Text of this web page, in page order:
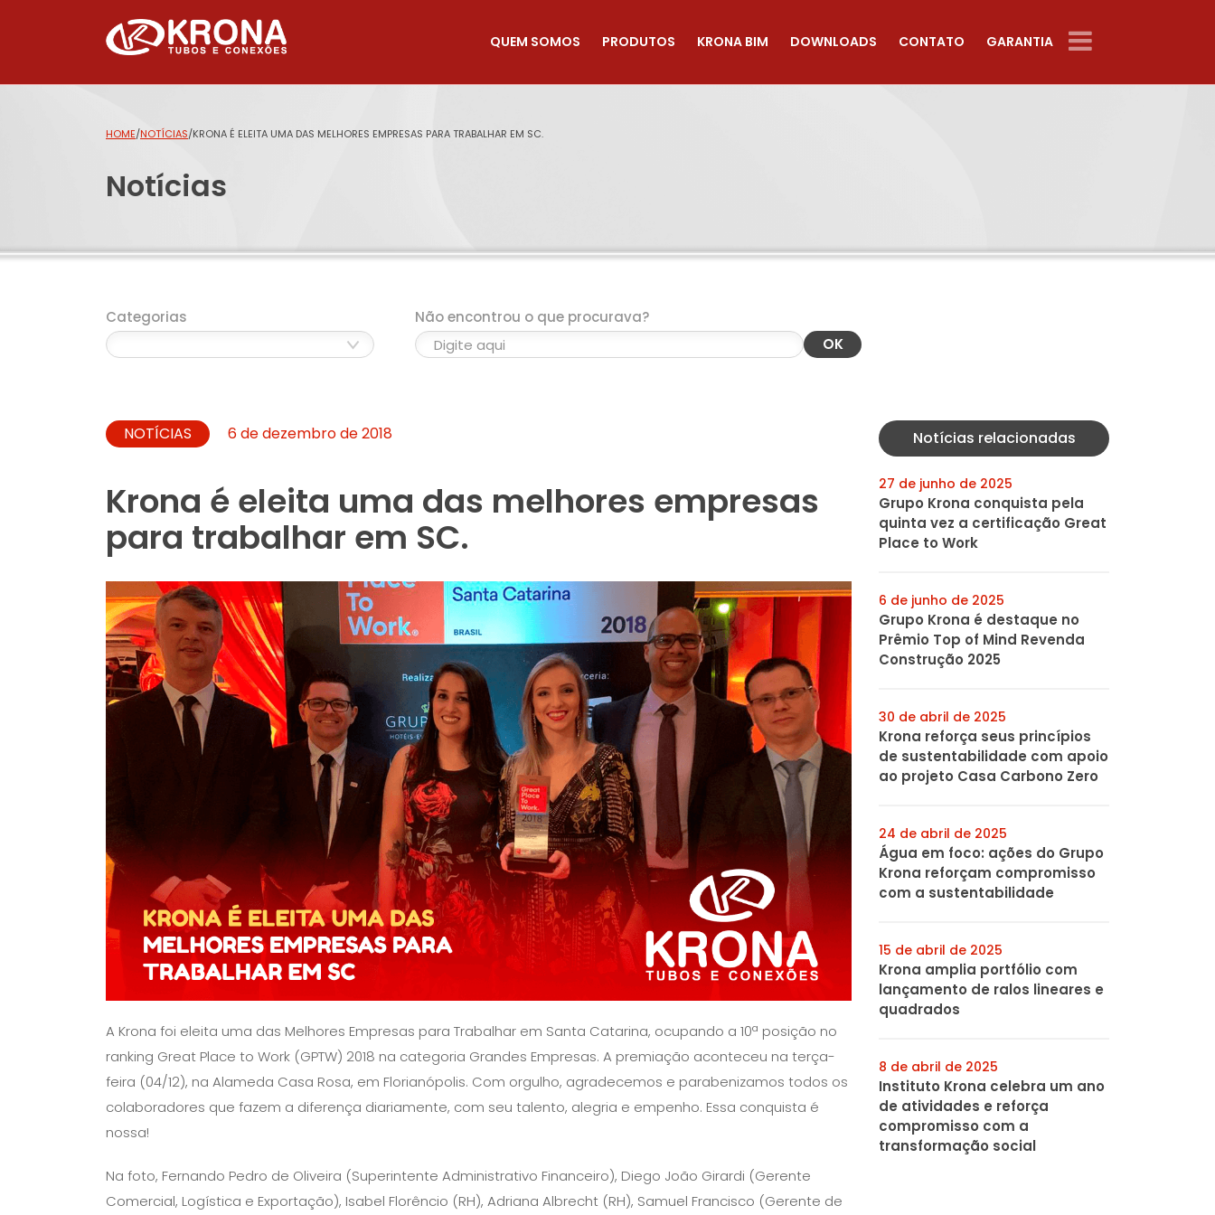
QUEM SOMOS PRODUTOS KRONA BIM DOWNLOADS CONTATO GARANTIA
HOME/NOTÍCIAS/KRONA É ELEITA UMA DAS MELHORES EMPRESAS PARA TRABALHAR EM SC.
Notícias
Categorias
Não encontrou o que procurava?
OK
NOTÍCIAS 6 de dezembro de 2018
Krona é eleita uma das melhores empresas
para trabalhar em SC.
A Krona foi eleita uma das Melhores Empresas para Trabalhar em Santa Catarina, ocupando a 10ª posição no
ranking Great Place to Work (GPTW) 2018 na categoria Grandes Empresas. A premiação aconteceu na terça-
feira (04/12), na Alameda Casa Rosa, em Florianópolis. Com orgulho, agradecemos e parabenizamos todos os
colaboradores que fazem a diferença diariamente, com seu talento, alegria e empenho. Essa conquista é
nossa!
Na foto, Fernando Pedro de Oliveira (Superintente Administrativo Financeiro), Diego João Girardi (Gerente
Comercial, Logística e Exportação), Isabel Florêncio (RH), Adriana Albrecht (RH), Samuel Francisco (Gerente de
Notícias relacionadas
27 de junho de 2025
Grupo Krona conquista pela
quinta vez a certificação Great
Place to Work
6 de junho de 2025
Grupo Krona é destaque no
Prêmio Top of Mind Revenda
Construção 2025
30 de abril de 2025
Krona reforça seus princípios
de sustentabilidade com apoio
ao projeto Casa Carbono Zero
24 de abril de 2025
Água em foco: ações do Grupo
Krona reforçam compromisso
com a sustentabilidade
15 de abril de 2025
Krona amplia portfólio com
lançamento de ralos lineares e
quadrados
8 de abril de 2025
Instituto Krona celebra um ano
de atividades e reforça
compromisso com a
transformação social